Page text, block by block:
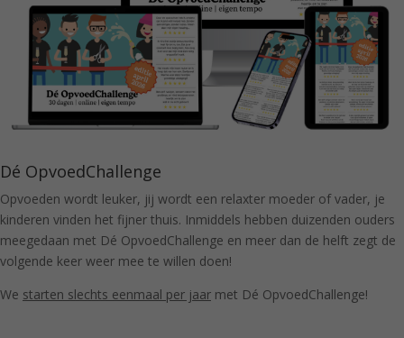
Dé OpvoedChallenge
Opvoeden wordt leuker, jij wordt een relaxter moeder of vader, je
kinderen vinden het fijner thuis. Inmiddels hebben duizenden ouders
meegedaan met Dé OpvoedChallenge en meer dan de helft zegt de
volgende keer weer mee te willen doen!
We starten slechts eenmaal per jaar met Dé OpvoedChallenge!